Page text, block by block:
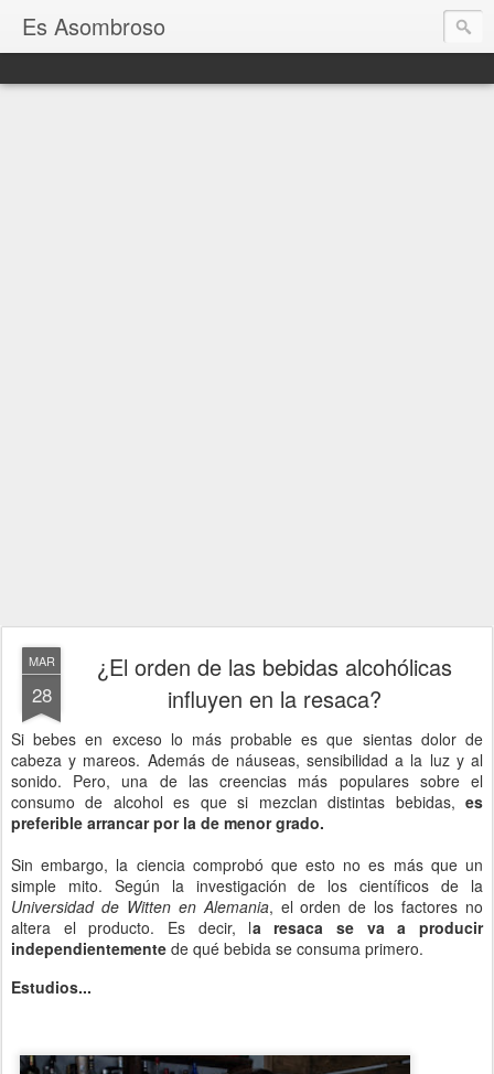
Es Asombroso
MAR
28
¿El orden de las bebidas alcohólicas
influyen en la resaca?
Si bebes en exceso lo más probable es que sientas dolor de
cabeza y mareos. Además de náuseas, sensibilidad a la luz y al
sonido. Pero, una de las creencias más populares sobre el
consumo de alcohol es que si mezclan distintas bebidas, es
preferible arrancar por la de menor grado.
Sin embargo, la ciencia comprobó que esto no es más que un
simple mito. Según la investigación de los científicos de la
Universidad de Witten en Alemania, el orden de los factores no
altera el producto. Es decir, la resaca se va a producir
independientemente de qué bebida se consuma primero.
Estudios...